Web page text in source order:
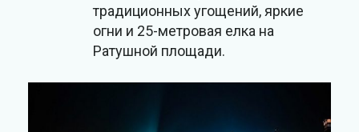
традиционных угощений, яркие
огни и 25-метровая елка на
Ратушной площади.